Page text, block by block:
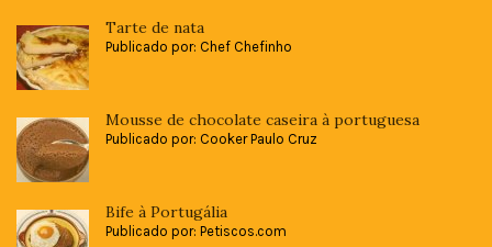
Tarte de nata
Publicado por: Chef Chefinho
Mousse de chocolate caseira à portuguesa
Publicado por: Cooker Paulo Cruz
Bife à Portugália
Publicado por: Petiscos.com